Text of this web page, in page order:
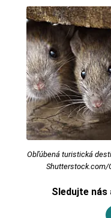
Zaujímavosti
Obľúbená turistická
Shutterstock.com/
Sledujte nás